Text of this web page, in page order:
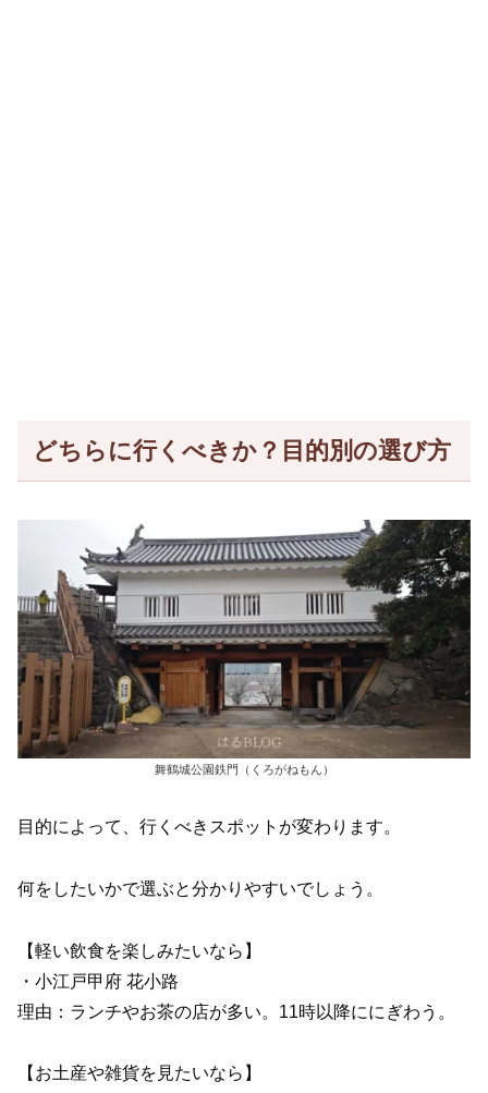
どちらに行くべきか？目的別の選び方
舞鶴城公園鉄門（くろがねもん）
目的によって、行くべきスポットが変わります。
何をしたいかで選ぶと分かりやすいでしょう。
【軽い飲食を楽しみたいなら】
・小江戸甲府 花小路
理由：ランチやお茶の店が多い。11時以降ににぎわう。
【お土産や雑貨を見たいなら】